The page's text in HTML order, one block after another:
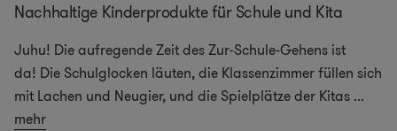
Nachhaltige Kinderprodukte für Schule und Kita
Juhu! Die aufregende Zeit des Zur-Schule-Gehens ist
da! Die Schulglocken läuten, die Klassenzimmer füllen sich
mit Lachen und Neugier, und die Spielplätze der Kitas ...
mehr